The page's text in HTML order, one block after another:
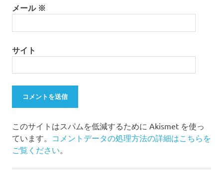
メール ※
サイト
このサイトはスパムを低減するために Akismet を使っ
ています。 コメントデータの処理方法の詳細はこちらを
ご覧ください。